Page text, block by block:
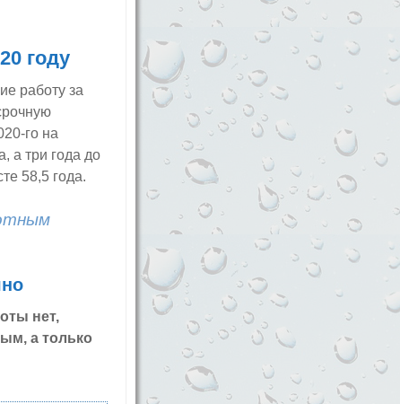
году
работу за
го на
а три года до
58,5 года.
нет,
а только